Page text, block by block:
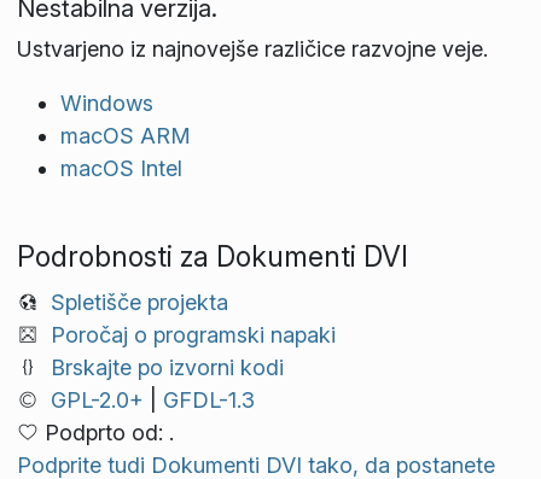
Nestabilna verzija.
Ustvarjeno iz najnovejše različice razvojne veje.
Windows
macOS ARM
macOS Intel
Podrobnosti za Dokumenti DVI
Spletišče projekta
Poročaj o programski napaki
Brskajte po izvorni kodi
GPL-2.0+
GFDL-1.3
Podprto od: .
Podprite tudi Dokumenti DVI tako, da postanete